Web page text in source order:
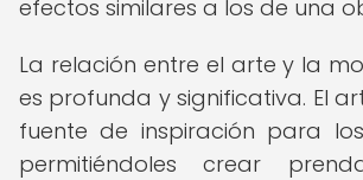
efectos similares a los de una
La relación entre el arte y la
es profunda y significativa. El
fuente de inspiración para
permitiéndoles crear